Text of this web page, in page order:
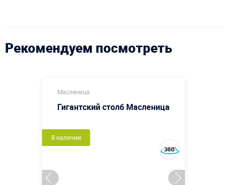
Рекомендуем посмотреть
Масленица
Гигантский столб Масленица
В наличии